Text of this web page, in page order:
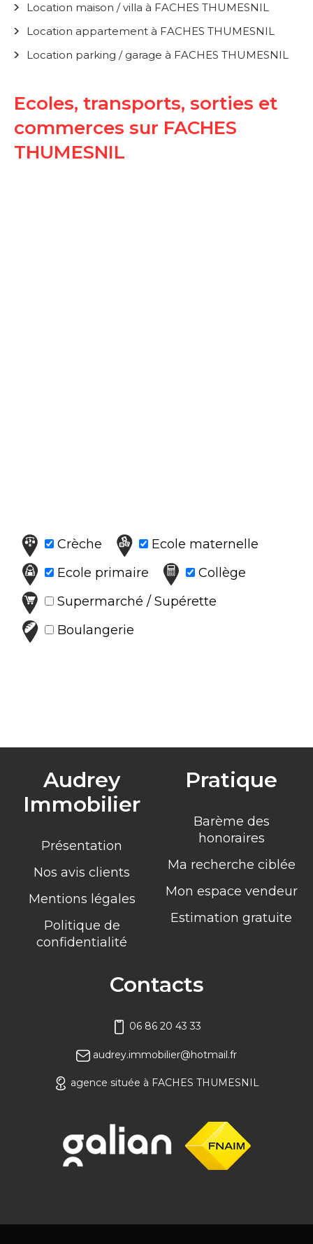
Location maison / villa à FACHES THUMESNIL
Location appartement à FACHES THUMESNIL
Location parking / garage à FACHES THUMESNIL
Ecoles, transports, sorties et
commerces sur FACHES
THUMESNIL
Crèche
Ecole maternelle
Ecole primaire
Collège
Supermarché / Supérette
Boulangerie
Audrey
Immobilier
Présentation
Nos avis clients
Mentions légales
Politique de
confidentialité
Pratique
Barème des
honoraires
Ma recherche ciblée
Mon espace vendeur
Estimation gratuite
Contacts
06 86 20 43 33
audrey.immobilier@hotmail.fr
agence située à FACHES THUMESNIL